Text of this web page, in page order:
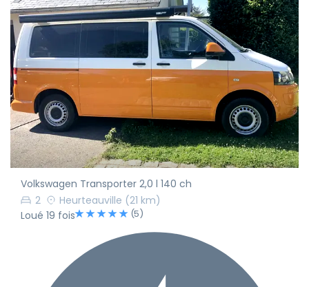
Volkswagen Transporter 2,0 l 140 ch
2
Heurteauville (21 km)
Loué 19 fois
(5)